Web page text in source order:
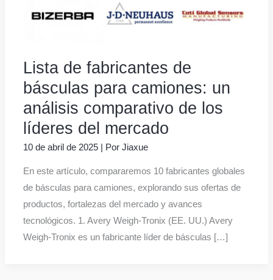
Lista de fabricantes de
básculas para camiones: un
análisis comparativo de los
líderes del mercado
10 de abril de 2025 | Por Jiaxue
En este artículo, compararemos 10 fabricantes globales
de básculas para camiones, explorando sus ofertas de
productos, fortalezas del mercado y avances
tecnológicos. 1. Avery Weigh-Tronix (EE. UU.) Avery
Weigh-Tronix es un fabricante líder de básculas […]